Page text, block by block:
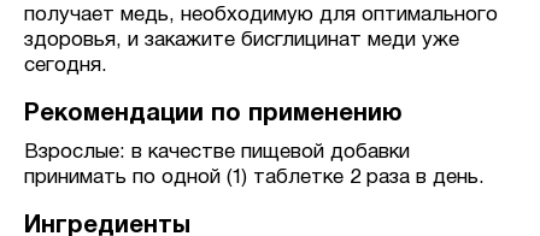
получает медь, необходимую для оптимального
здоровья, и закажите бисглицинат меди уже
сегодня.
Рекомендации по применению
Взрослые: в качестве пищевой добавки
принимать по одной (1) таблетке 2 раза в день.
Ингредиенты